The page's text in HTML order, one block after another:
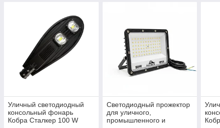
Уличный светодиодный
консольный фонарь
Кобра Сталкер 100 W
Светодиодный прожектор
для уличного,
промышленного и